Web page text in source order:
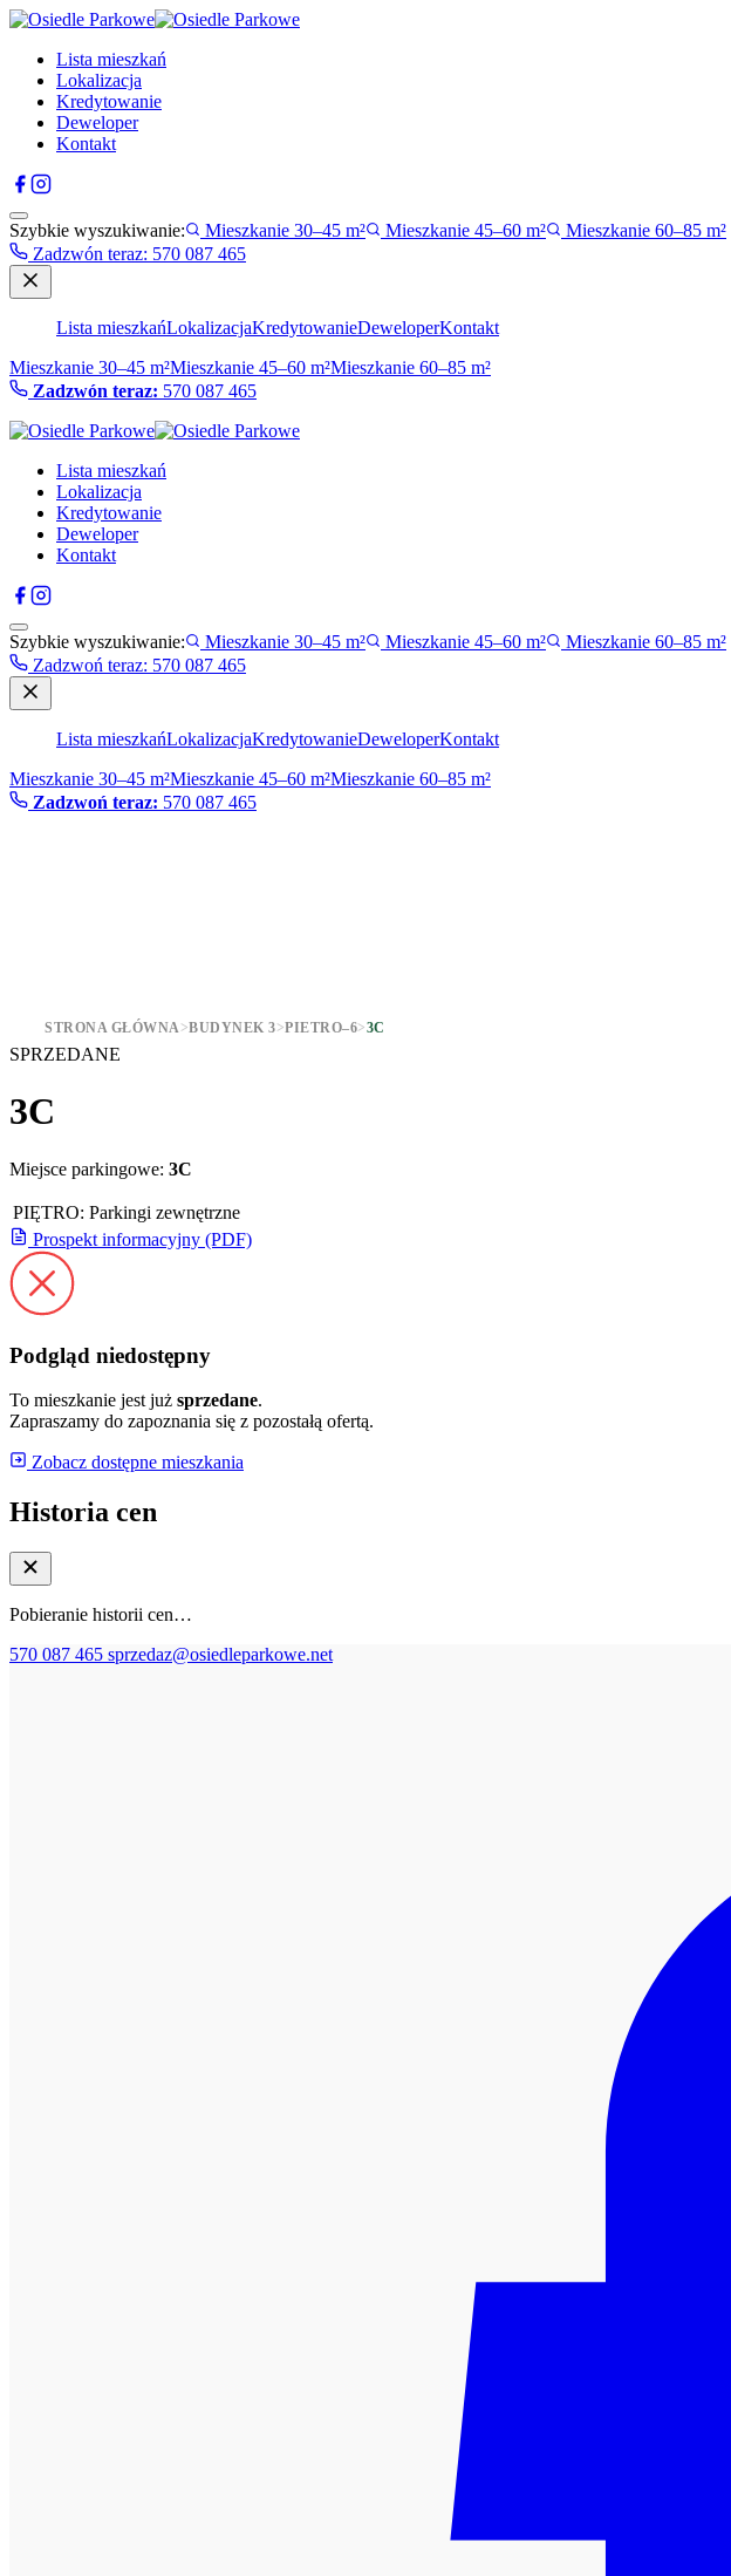
Lista mieszkań
Lokalizacja
Kredytowanie
Deweloper
Kontakt
Szybkie wyszukiwanie: Mieszkanie 30–45 m² Mieszkanie 45–60 m²
Mieszkanie 60–85 m²
Zadzwón teraz: 570 087 465
Lista mieszkańLokalizacjaKredytowanieDeweloperKontakt
Mieszkanie 30–45 m²Mieszkanie 45–60 m²Mieszkanie 60–85 m²
Zadzwón teraz: 570 087 465
Lista mieszkań
Lokalizacja
Kredytowanie
Deweloper
Kontakt
Szybkie wyszukiwanie: Mieszkanie 30–45 m² Mieszkanie 45–60 m²
Mieszkanie 60–85 m²
Zadzwoń teraz: 570 087 465
Lista mieszkańLokalizacjaKredytowanieDeweloperKontakt
Mieszkanie 30–45 m²Mieszkanie 45–60 m²Mieszkanie 60–85 m²
Zadzwoń teraz: 570 087 465
STRONA GŁÓWNA>BUDYNEK 3>PIETRO–6>3C
SPRZEDANE
3C
Miejsce parkingowe: 3C
PIĘTRO: Parkingi zewnętrzne
Prospekt informacyjny (PDF)
Podgląd niedostępny
To mieszkanie jest już sprzedane.
Zapraszamy do zapoznania się z pozostałą ofertą.
Zobacz dostępne mieszkania
Historia cen
Pobieranie historii cen…
570 087 465 sprzedaz@osiedleparkowe.net